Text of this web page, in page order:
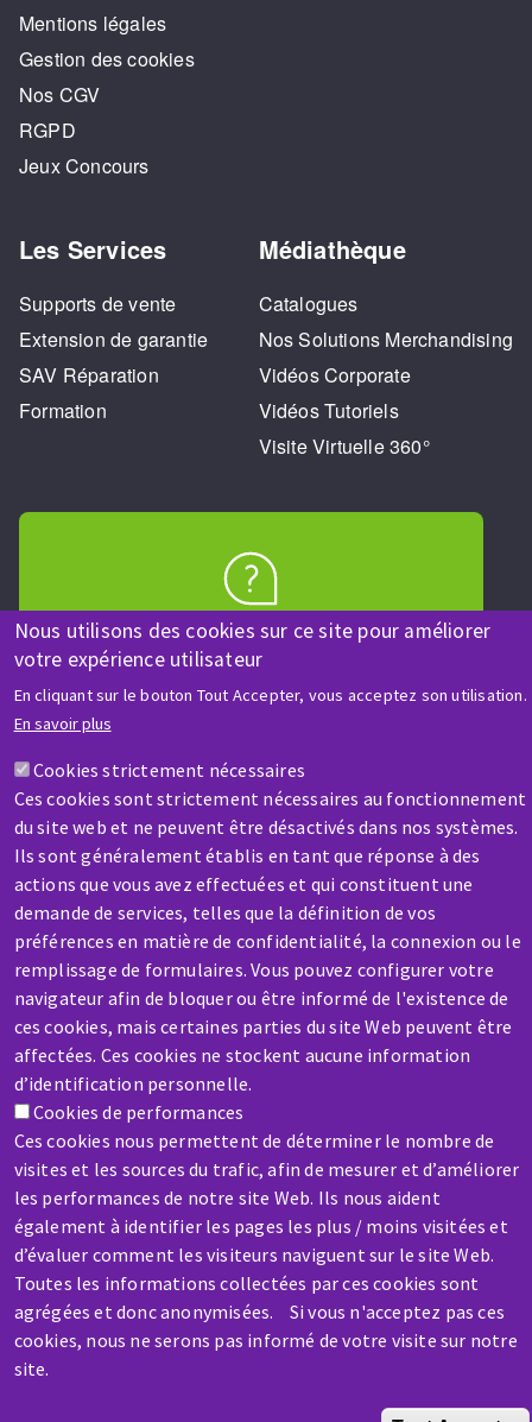
Nous utilisons des cookies sur ce site pour améliorer
votre expérience utilisateur
En cliquant sur le bouton Tout Accepter, vous acceptez son utilisation.
En savoir plus
Cookies strictement nécessaires
Ces cookies sont strictement nécessaires au fonctionnement
du site web et ne peuvent être désactivés dans nos systèmes.
Ils sont généralement établis en tant que réponse à des
actions que vous avez effectuées et qui constituent une
demande de services, telles que la définition de vos
préférences en matière de confidentialité, la connexion ou le
remplissage de formulaires. Vous pouvez configurer votre
navigateur afin de bloquer ou être informé de l'existence de
ces cookies, mais certaines parties du site Web peuvent être
affectées. Ces cookies ne stockent aucune information
d’identification personnelle.
Cookies de performances
Ces cookies nous permettent de déterminer le nombre de
visites et les sources du trafic, afin de mesurer et d’améliorer
les performances de notre site Web. Ils nous aident
également à identifier les pages les plus / moins visitées et
d’évaluer comment les visiteurs naviguent sur le site Web.
Toutes les informations collectées par ces cookies sont
agrégées et donc anonymisées. Si vous n'acceptez pas ces
cookies, nous ne serons pas informé de votre visite sur notre
site.
Mentions légales
Gestion des cookies
Nos CGV
RGPD
Jeux Concours
Les Services
Supports de vente
Extension de garantie
SAV Réparation
Formation
Médiathèque
Catalogues
Nos Solutions Merchandising
Vidéos Corporate
Vidéos Tutoriels
Visite Virtuelle 360°
AIDE & CONTACT
Une question ? Un renseignement ?
SAV / RÉPARATION
Une machine cassée ? En panne ?
Contactez-nous
Aller
au